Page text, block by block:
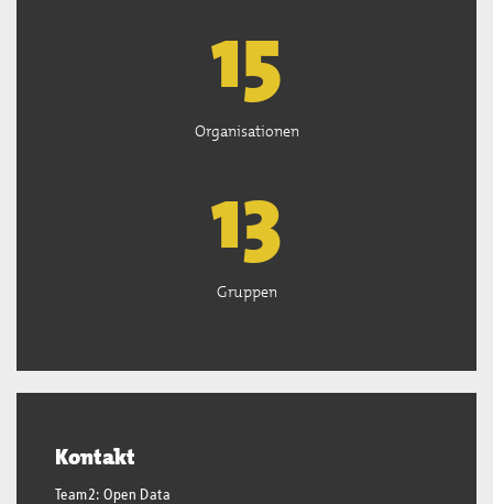
15
Organisationen
13
Gruppen
Kontakt
Team2: Open Data